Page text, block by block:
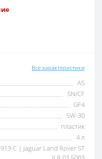
Все характеристики
A5
SN/CF
GF4
5W-30
пластик
4 л
C | Jaguar Land Rover ST